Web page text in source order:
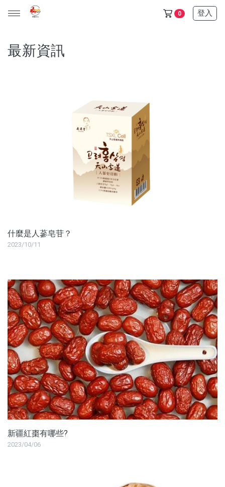
0 登入
天山雪蓮清氣飲+金箔皂 可任選 (單價600元，任選三件1200
沖泡飲品
水光逆時系列保養品
品牌
服務/政策
最新資訊
什麼是人蔘皂苷？
2023/10/11
新疆紅棗有哪些?
2023/04/06